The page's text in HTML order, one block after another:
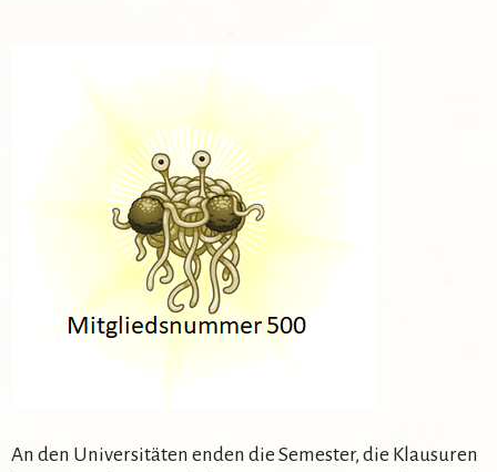
An den Universitäten enden die Semester, die Klausuren